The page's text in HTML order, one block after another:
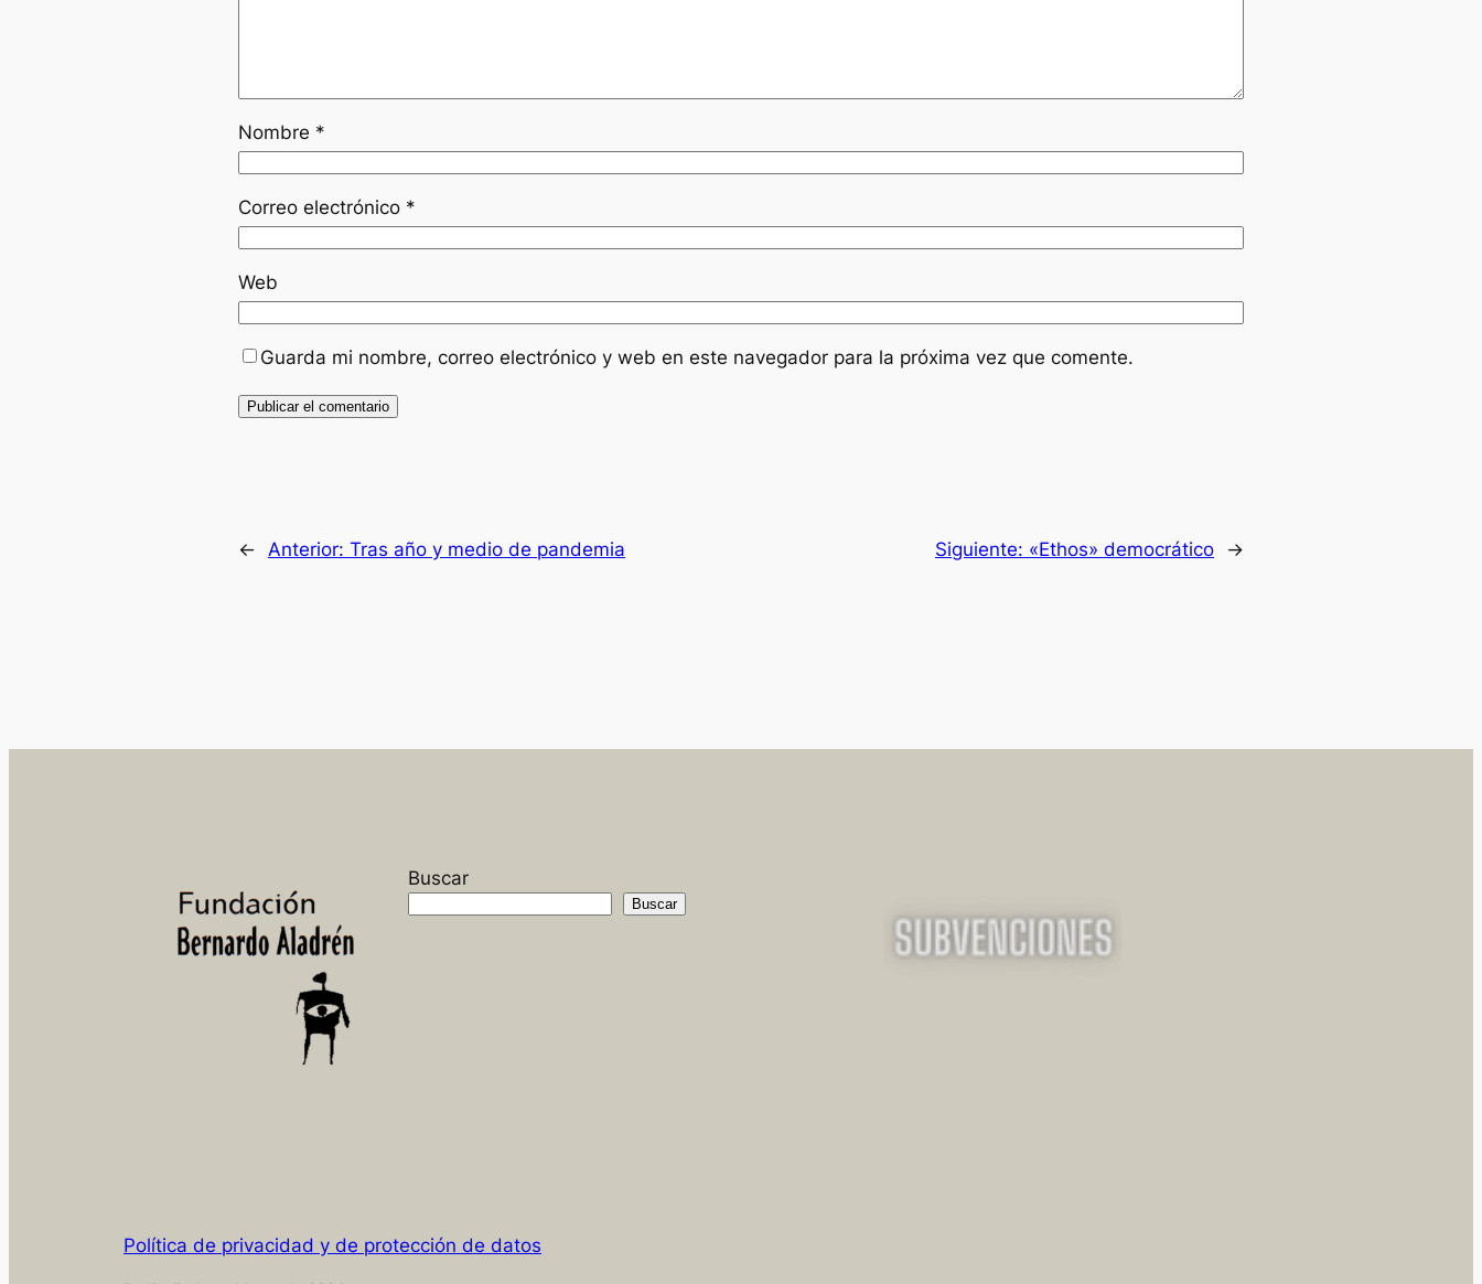
Nombre *
Correo electrónico *
Web
Guarda mi nombre, correo electrónico y web en este navegador para la próxima vez que comente.
← Anterior: Tras año y medio de pandemia Siguiente: «Ethos» democrático →
Buscar
Buscar
Política de privacidad y de protección de datos